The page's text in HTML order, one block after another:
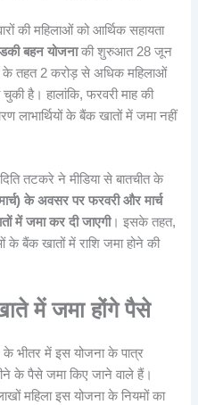
की महिलाओं को आर्थिक सहायता
बहन योजनाकी शुरुआत 28 जून
तहत 2 करोड़ से अधिक महिलाओं
है। हालांकि, फरवरी माह की
लाभार्थियों के बैंक खातों में जमा नहीं
तटकरे ने मीडिया से बातचीत के
के अवसर पर फरवरी और मार्च
में जमा कर दी जाएगी। इसके तहत,
के बैंक खातों में राशि जमा होने की
में जमा होंगे पैसे
के भीतर में इस योजना के पात्र
के पैसे जमा किए जाने वाले हैं।
महिला इस योजना के नियमों का